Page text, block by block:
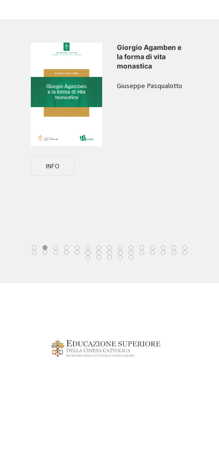
Giorgio Agamben e
la forma di vita
monastica
Giuseppe Pasqualotto
INFO